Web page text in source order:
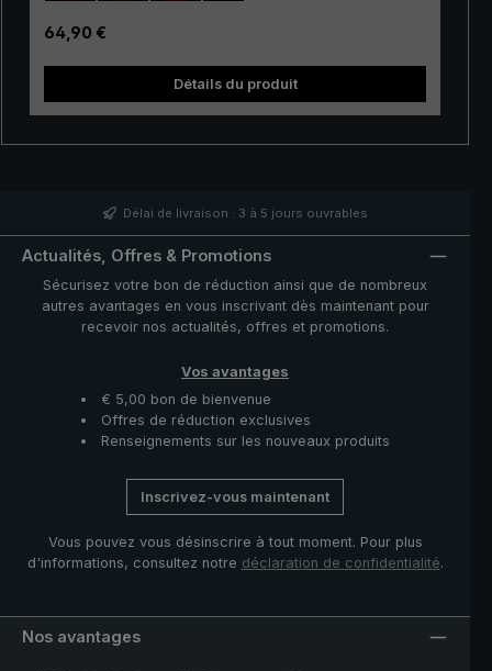
qualité un aspect sportif. Ce parapluie de golf s’ouvre et
se referme avec un coulant un bouton-poussoir facile à
utiliser. Sa housse en tissu polyamide durable est
brillante soyeuse. Ce parapluie se range dans une
housse enveloppe de protection pratique en polyamide.
idéal pour le golf ou une promenade à deux.
Prix régulier :
64,90 €
Détails du produit
Délai de livraison : 3 à 5 jours ouvrables
Actualités, Offres & Promotions
Sécurisez votre bon de réduction ainsi que de nombreux
autres avantages en vous inscrivant dès maintenant pour
recevoir nos actualités, offres et promotions.
Vos avantages
€ 5,00 bon de bienvenue
Offres de réduction exclusives
Renseignements sur les nouveaux produits
Inscrivez-vous maintenant
Vous pouvez vous désinscrire à tout moment. Pour plus
d'informations, consultez notre déclaration de confidentialité.
Nos avantages